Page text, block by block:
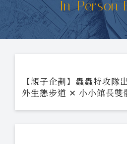
In-Person
【親子企劃】蟲蟲特攻隊
外生態步道 ✕ 小小館長雙